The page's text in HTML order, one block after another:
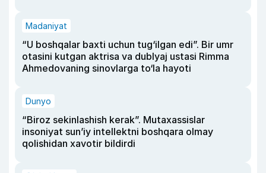
Madaniyat
“U boshqalar baxti uchun tug‘ilgan edi”. Bir umr
otasini kutgan aktrisa va dublyaj ustasi Rimma
Ahmedovaning sinovlarga to‘la hayoti
Dunyo
“Biroz sekinlashish kerak”. Mutaxassislar
insoniyat sun’iy intellektni boshqara olmay
qolishidan xavotir bildirdi